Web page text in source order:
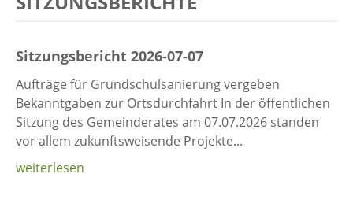
Sitzungsbericht 2026-07-07
Aufträge für Grundschulsanierung vergeben
Bekanntgaben zur Ortsdurchfahrt In der öffentlichen
Sitzung des Gemeinderates am 07.07.2026 standen
vor allem zukunftsweisende Projekte...
weiterlesen